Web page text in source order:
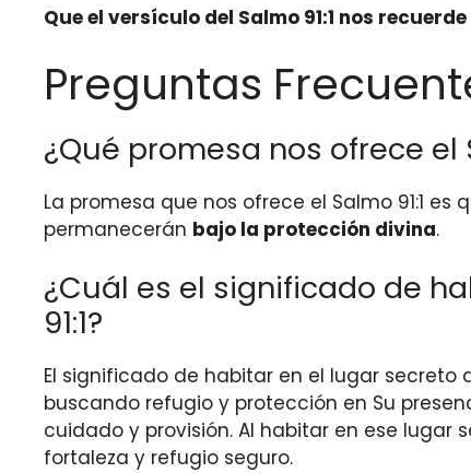
Que el versículo del Salmo 91:1 nos recuerde
Preguntas
¿Qué promesa nos ofrece el
La promesa que nos ofrece el Salmo 91:1
permanecerán bajo la protección divina.
¿Cuál es el significado de
91:1?
El significado de habitar en el lugar secreto
buscando refugio y protección en Su
cuidado y provisión. Al habitar en ese lugar
fortaleza y refugio seguro.